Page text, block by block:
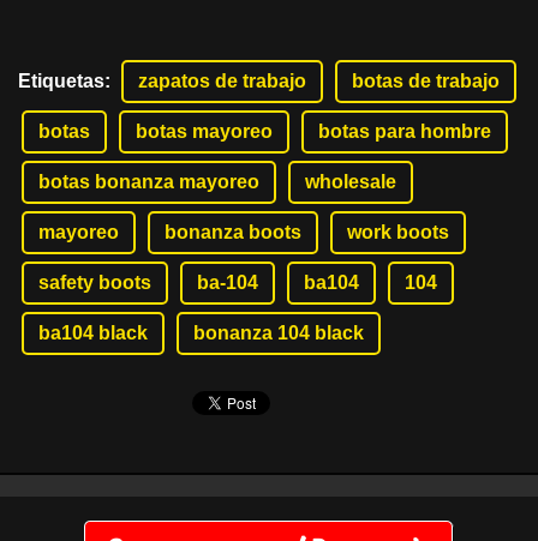
Etiquetas: zapatos de trabajo botas de trabajo
botas botas mayoreo botas para hombre
botas bonanza mayoreo wholesale
mayoreo bonanza boots work boots
safety boots ba-104 ba104 104
ba104 black bonanza 104 black